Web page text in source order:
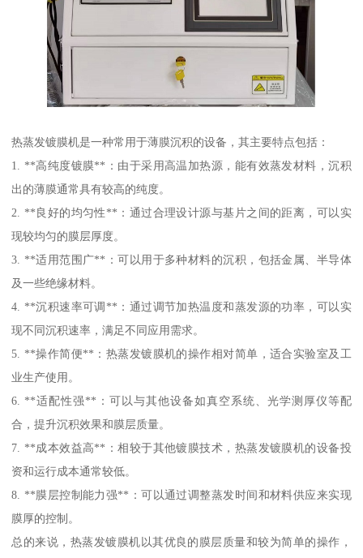
热蒸发镀膜机是一种常用于薄膜沉积的设备，其主要特点包括：
1. **高纯度镀膜**：由于采用高温加热源，能有效蒸发材料，沉积
出的薄膜通常具有较高的纯度。
2. **良好的均匀性**：通过合理设计源与基片之间的距离，可以实
现较均匀的膜层厚度。
3. **适用范围广**：可以用于多种材料的沉积，包括金属、半导体
及一些绝缘材料。
4. **沉积速率可调**：通过调节加热温度和蒸发源的功率，可以实
现不同沉积速率，满足不同应用需求。
5. **操作简便**：热蒸发镀膜机的操作相对简单，适合实验室及工
业生产使用。
6. **适配性强**：可以与其他设备如真空系统、光学测厚仪等配
合，提升沉积效果和膜层质量。
7. **成本效益高**：相较于其他镀膜技术，热蒸发镀膜机的设备投
资和运行成本通常较低。
8. **膜层控制能力强**：可以通过调整蒸发时间和材料供应来实现
膜厚的控制。
总的来说，热蒸发镀膜机以其优良的膜层质量和较为简单的操作，